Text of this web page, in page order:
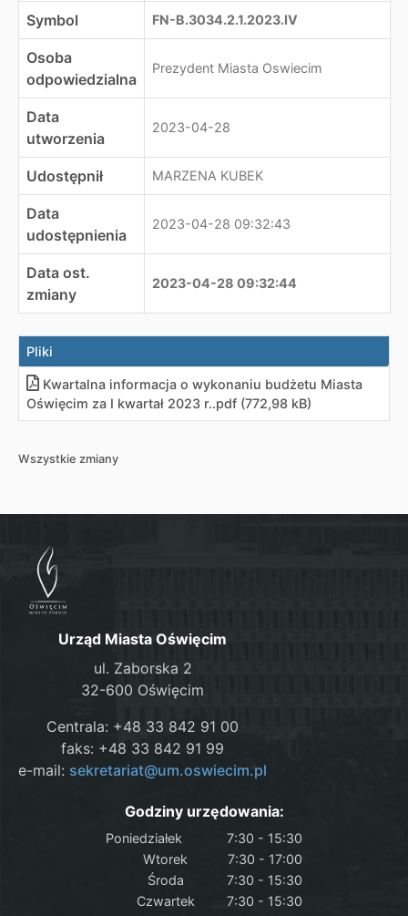
Symbol FN-B.3034.2.1.2023.IV
Osoba
odpowiedzialna
Prezydent Miasta Oswiecim
Data
utworzenia
2023-04-28
Udostępnił MARZENA KUBEK
Data
udostępnienia
2023-04-28 09:32:43
Data ost.
zmiany
2023-04-28 09:32:44
Pliki
Kwartalna informacja o wykonaniu budżetu Miasta
Oświęcim za I kwartał 2023 r..pdf (772,98 kB)
Wszystkie zmiany
Urząd Miasta Oświęcim
ul. Zaborska 2
32-600 Oświęcim
Centrala: +48 33 842 91 00
faks: +48 33 842 91 99
e-mail: sekretariat@um.oswiecim.pl
Godziny urzędowania:
Poniedziałek
7:30 - 15:30
Wtorek
7:30 - 17:00
Środa
7:30 - 15:30
Czwartek
7:30 - 15:30